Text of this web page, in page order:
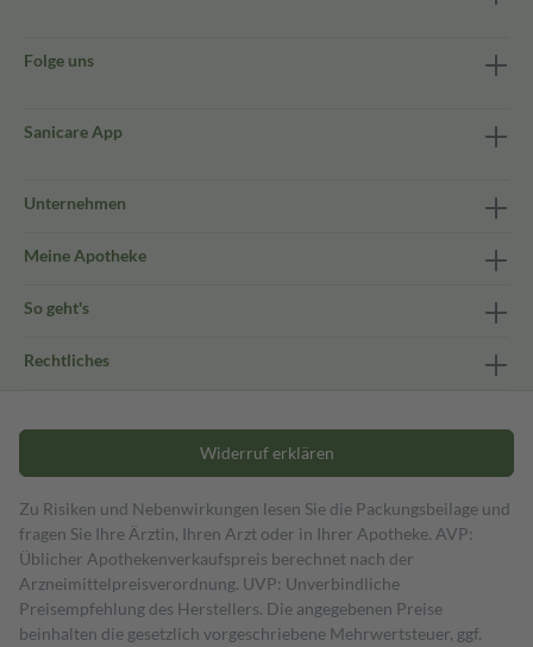
Folge uns
Sanicare App
Unternehmen
Meine Apotheke
So geht's
Rechtliches
Widerruf erklären
Zu Risiken und Nebenwirkungen lesen Sie die Packungsbeilage und
fragen Sie Ihre Ärztin, Ihren Arzt oder in Ihrer Apotheke. AVP:
Üblicher Apothekenverkaufspreis berechnet nach der
Arzneimittelpreisverordnung. UVP: Unverbindliche
Preisempfehlung des Herstellers. Die angegebenen Preise
beinhalten die gesetzlich vorgeschriebene Mehrwertsteuer, ggf.